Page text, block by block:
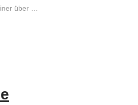
über …